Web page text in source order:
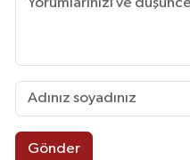
Gönder